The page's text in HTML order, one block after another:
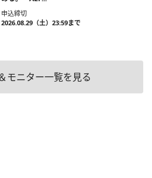
申込締切
2026.08.29（土）23:59まで
モニター一覧を見る